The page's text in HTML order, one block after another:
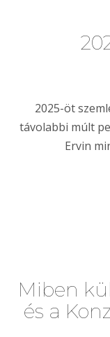
2025-öt
távolabbi múlt
Ervin
Miben
és a